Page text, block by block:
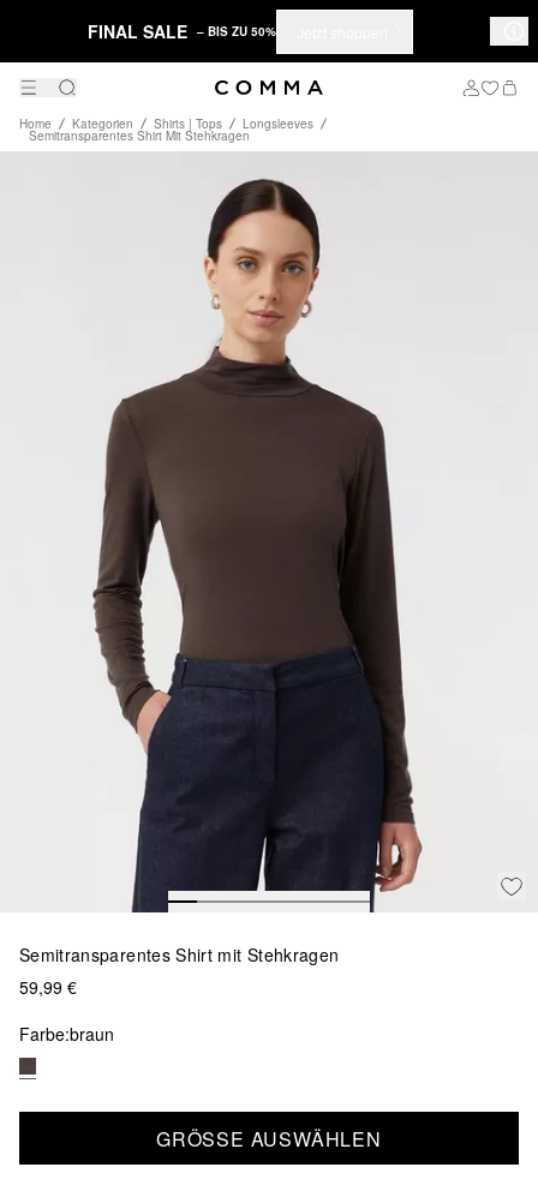
FINAL SALE – BIS ZU 50%
Home Kategorien Shirts | Tops Longsleeves
Semitransparentes Shirt Mit Stehkragen
Semitransparentes Shirt mit Stehkragen
59,99 €
Farbe:braun
GRÖSSE AUSWÄHLEN